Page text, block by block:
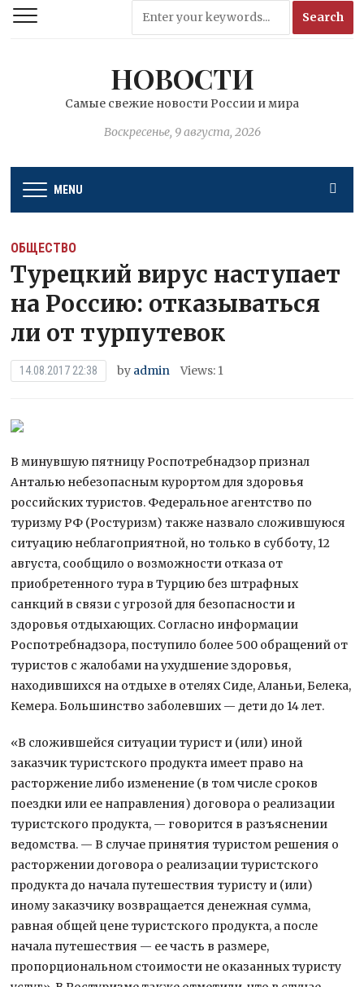
НОВОСТИ
Самые свежие новости России и мира
Воскресенье, 9 августа, 2026
MENU
ОБЩЕСТВО
Турецкий вирус наступает
на Россию: отказываться
ли от турпутевок
14.08.2017 22:38 by admin Views: 1
В минувшую пятницу Роспотребнадзор признал
Анталью небезопасным курортом для здоровья
российских туристов. Федеральное агентство по
туризму РФ (Ростуризм) также назвало сложившуюся
ситуацию неблагоприятной, но только в субботу, 12
августа, сообщило о возможности отказа от
приобретенного тура в Турцию без штрафных
санкций в связи с угрозой для безопасности и
здоровья отдыхающих. Согласно информации
Роспотребнадзора, поступило более 500 обращений от
туристов с жалобами на ухудшение здоровья,
находившихся на отдыхе в отелях Сиде, Аланьи, Белека,
Кемера. Большинство заболевших — дети до 14 лет.
«В сложившейся ситуации турист и (или) иной
заказчик туристского продукта имеет право на
расторжение либо изменение (в том числе сроков
поездки или ее направления) договора о реализации
туристского продукта, — говорится в разъяснении
ведомства. — В случае принятия туристом решения о
расторжении договора о реализации туристского
продукта до начала путешествия туристу и (или)
иному заказчику возвращается денежная сумма,
равная общей цене туристского продукта, а после
начала путешествия — ее часть в размере,
пропорциональном стоимости не оказанных туристу